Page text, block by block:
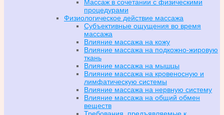
Массаж в сочетании с физическими
процедурами
Физиологическое действие массажа
Субъективные ощущения во время
массажа
Влияние массажа на кожу
Влияние массажа на подкожно-жировую
ткань
Влияние массажа на мышцы
Влияние массажа на кровеносную и
лимфатическую системы
Влияние массажа на нервную систему
Влияние массажа на общий обмен
веществ